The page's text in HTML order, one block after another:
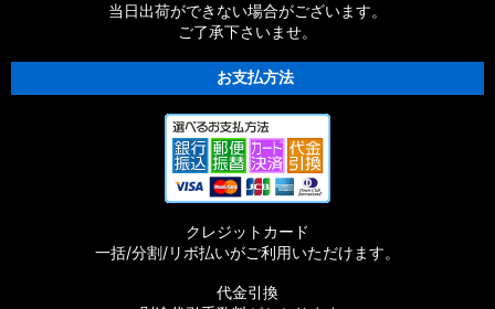
当日出荷ができない場合がございます。
ご了承下さいませ。
お支払方法
クレジットカード
一括/分割/リボ払いがご利用いただけます。
代金引換